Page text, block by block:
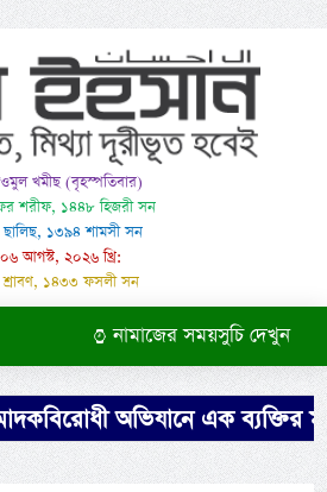
খমীছ (বৃহস্পতিবার)
শরীফ, ১৪৪৮ হিজরী সন
১৩৯৪ শামসী সন
০৬ আগস্ট, ২০২৬ খ্রি:
১৪৩৩ ফসলী সন
নামাজের সময়সুচি দেখুন
অভিযানে এক ব্যক্তির